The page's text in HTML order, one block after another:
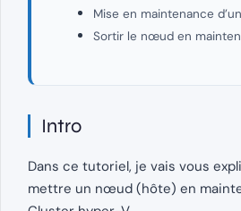
Mise en maintenance
Sortir le nœud en
Intro
Dans ce tutoriel, je vais vous
mettre un nœud (hôte) en